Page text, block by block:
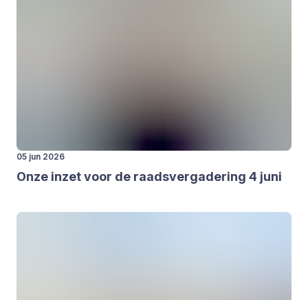
05 jun 2026
Onze inzet voor de raads­ver­ga­de­ring 4 juni